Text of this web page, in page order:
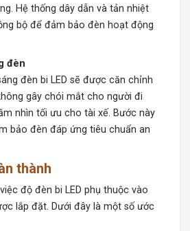
Hệ thống dây dẫn và tản nhiệt
bộ để đảm bảo đèn hoạt động
đèn
đèn bi LED sẽ được căn chỉnh
gây chói mắt cho người đi
nhìn tối ưu cho tài xế. Bước này
bảo đèn đáp ứng tiêu chuẩn an
thành
độ đèn bi LED phụ thuộc vào
lắp đặt. Dưới đây là một số ước